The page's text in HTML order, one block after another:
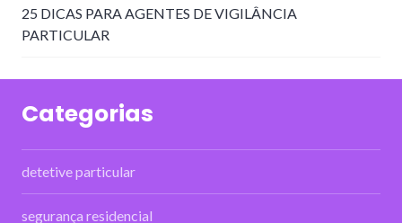
25 DICAS PARA AGENTES DE VIGILÂNCIA
PARTICULAR
Categorias
detetive particular
segurança residencial